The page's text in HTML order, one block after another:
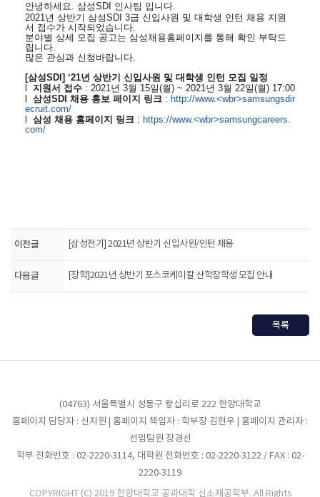
안녕하세요. 삼성SDI 인사팀 입니다.
2021년 상반기 삼성SDI 3급 신입사원 및 대학생 인턴 채용 지원
서 접수가 시작되었습니다.
분야별 상세 모집 공고는 삼성채용홈페이지를 통해 확인 부탁드
립니다.
많은 관심과 신청바랍니다.
[삼성SDI] ‘21년 상반기 신입사원 및 대학생 인턴 모집 일정
지원서 접수 : 2021년 3월 15일(월) ~ 2021년 3월 22일(월) 17:00
삼성SDI 채용 홍보 페이지 링크 : http://www.<wbr>samsungsdir
ecruit.com/
삼성 채용 홈페이지 링크 : https://www.<wbr>samsungcareers.
com/
이전글 [삼성전기] 2021년 상반기 신입사원/인턴 채용
다음글 [장학]2021년 상반기 포스코케미칼 산학장학생 모집 안내
목록
(04763) 서울특별시 성동구 왕십리로 222 한양대학교
홈페이지 담당자 : 신지원 | 홈페이지 책임자 : 학부장 김현우 | 홈페이지 관리자 :
선임팀원 장경선
학부 전화번호 : 02-2220-3114, 대학원 전화번호 : 02-2220-3122 / FAX : 02-
2220-3119
COPYRIGHT (C) 2019 한양대학교 공과대학 신소재공학부. All Rights